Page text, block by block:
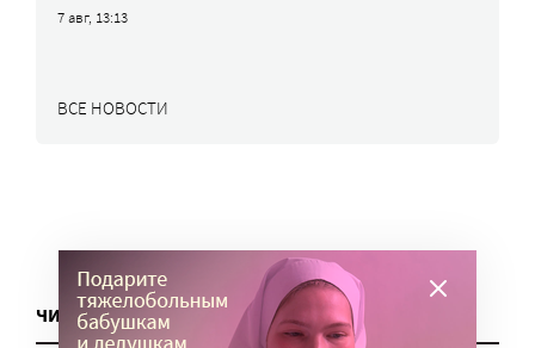
7 авг, 13:13
ВСЕ НОВОСТИ
ЧИТАТЬ ЕЩЕ